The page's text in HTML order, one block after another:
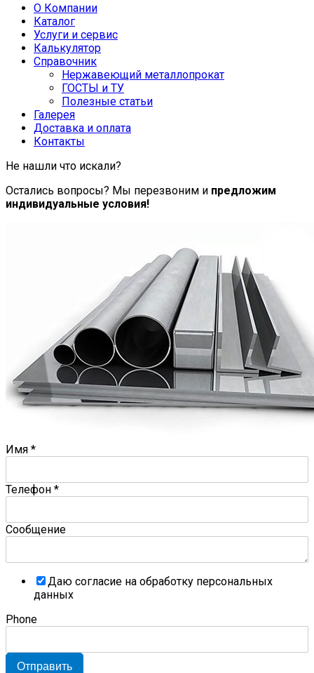
О Компании
Каталог
Услуги и сервис
Калькулятор
Справочник
Нержавеющий металлопрокат
ГОСТЫ и ТУ
Полезные статьи
Галерея
Доставка и оплата
Контакты
Не нашли что искали?
Остались вопросы? Мы перезвоним и предложим
индивидуальные условия!
Имя *
Телефон *
Сообщение
Даю согласие на обработку персональных
данных
Phone
Отправить